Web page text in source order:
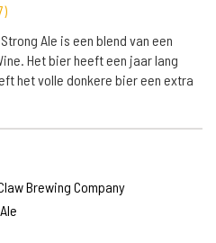
)
Ale is een blend van een
Het bier heeft een jaar lang
het volle donkere bier een extra
Brewing Company